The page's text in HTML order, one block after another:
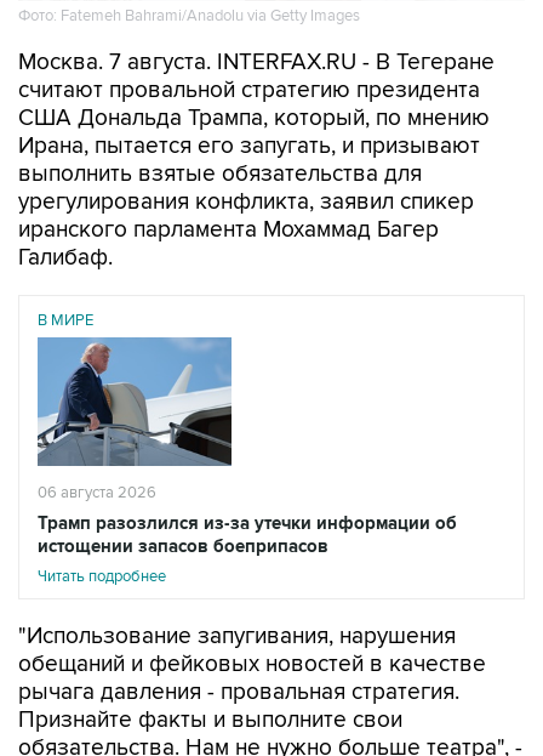
Фото: Fatemeh Bahrami/Anadolu via Getty Images
Москва. 7 августа. INTERFAX.RU - В Тегеране
считают провальной стратегию президента
США Дональда Трампа, который, по мнению
Ирана, пытается его запугать, и призывают
выполнить взятые обязательства для
урегулирования конфликта, заявил спикер
иранского парламента Мохаммад Багер
Галибаф.
В МИРЕ
06 августа 2026
Трамп разозлился из-за утечки информации об
истощении запасов боеприпасов
Читать подробнее
"Использование запугивания, нарушения
обещаний и фейковых новостей в качестве
рычага давления - провальная стратегия.
Признайте факты и выполните свои
обязательства. Нам не нужно больше театра", -